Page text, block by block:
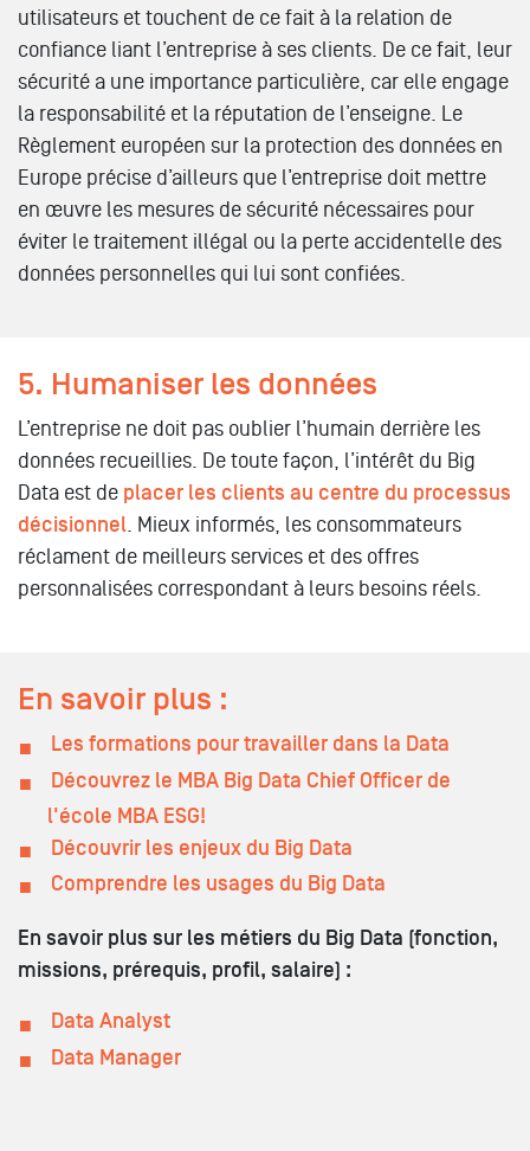
utilisateurs et touchent de ce fait à la relation de
confiance liant l’entreprise à ses clients. De ce fait, leur
sécurité a une importance particulière, car elle engage
la responsabilité et la réputation de l’enseigne. Le
Règlement européen sur la protection des données en
Europe précise d’ailleurs que l’entreprise doit mettre
en œuvre les mesures de sécurité nécessaires pour
éviter le traitement illégal ou la perte accidentelle des
données personnelles qui lui sont confiées.
5. Humaniser les données
L’entreprise ne doit pas oublier l’humain derrière les
données recueillies. De toute façon, l’intérêt du Big
Data est de placer les clients au centre du processus
décisionnel. Mieux informés, les consommateurs
réclament de meilleurs services et des offres
personnalisées correspondant à leurs besoins réels.
En savoir plus :
Les formations pour travailler dans la Data
Découvrez le MBA Big Data Chief Officer de
l'école MBA ESG!
Découvrir les enjeux du Big Data
Comprendre les usages du Big Data
En savoir plus sur les métiers du Big Data (fonction,
missions, prérequis, profil, salaire) :
Data Analyst
Data Manager